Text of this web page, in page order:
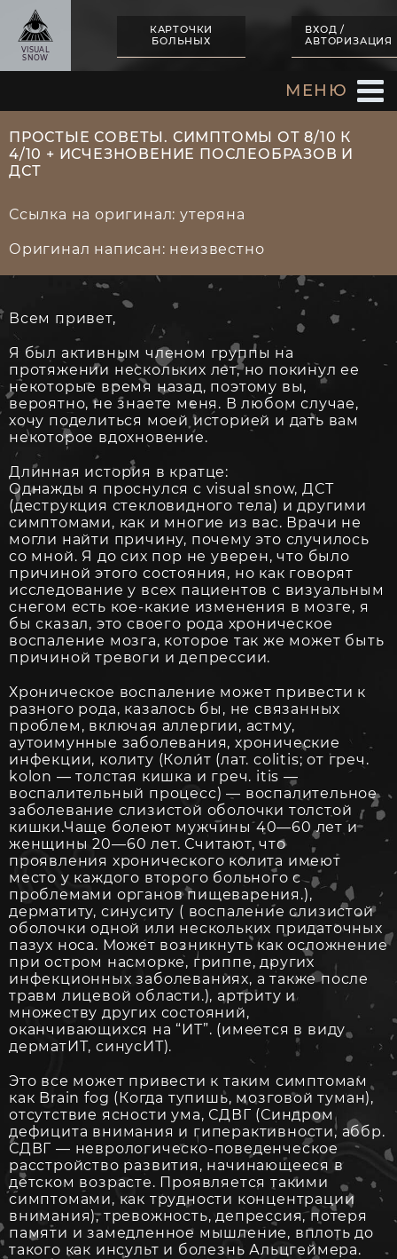
VISUAL
SNOW
КАРТОЧКИ
БОЛЬНЫХ
ВХОД /
АВТОРИЗАЦИЯ
МЕНЮ
ПРОСТЫЕ СОВЕТЫ. СИМПТОМЫ ОТ 8/10 К
4/10 + ИСЧЕЗНОВЕНИЕ ПОСЛЕОБРАЗОВ И
ДСТ
Ссылка на оригинал: утеряна
Оригинал написан: неизвестно
Всем привет,
Я был активным членом группы на
протяжении нескольких лет, но покинул ее
некоторые время назад, поэтому вы,
вероятно, не знаете меня. В любом случае,
хочу поделиться моей историей и дать вам
некоторое вдохновение.
Длинная история в кратце:
Однажды я проснулся с visual snow, ДСТ
(деструкция стекловидного тела) и другими
симптомами, как и многие из вас. Врачи не
могли найти причину, почему это случилось
со мной. Я до сих пор не уверен, что было
причиной этого состояния, но как говорят
исследование у всех пациентов с визуальным
снегом есть кое-какие изменения в мозге, я
бы сказал, это своего рода хроническое
воспаление мозга, которое так же может быть
причиной тревоги и депрессии.
Хроническое воспаление может привести к
разного рода, казалось бы, не связанных
проблем, включая аллергии, астму,
аутоимунные заболевания, хронические
инфекции, колиту (Коли́т (лат. colitis; от греч.
kolon — толстая кишка и греч. itis —
воспалительный процесс) — воспалительное
заболевание слизистой оболочки толстой
кишки.Чаще болеют мужчины 40—60 лет и
женщины 20—60 лет. Считают, что
проявления хронического колита имеют
место у каждого второго больного с
проблемами органов пищеварения.),
дерматиту, синуситу ( воспаление слизистой
оболочки одной или нескольких придаточных
пазух носа. Может возникнуть как осложнение
при остром насморке, гриппе, других
инфекционных заболеваниях, а также после
травм лицевой области.), артриту и
множеству других состояний,
оканчивающихся на “ИТ”. (имеется в виду
дерматИТ, синусИТ).
Это все может привести к таким симптомам
как Brain fog (Когда тупишь, мозговой туман),
отсутствие ясности ума, СДВГ (Синдром
дефицита внимания и гиперактивности, аббр.
СДВГ — неврологическо-поведенческое
расстройство развития, начинающееся в
детском возрасте. Проявляется такими
симптомами, как трудности концентрации
внимания), тревожность, депрессия, потеря
памяти и замедленное мышление, вплоть до
такого как инсульт и болезнь Альцгеймера.